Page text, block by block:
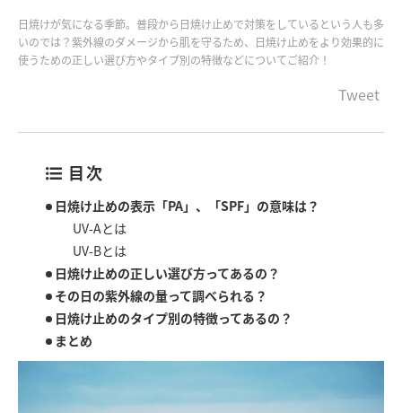
日焼けが気になる季節。普段から日焼け止めで対策をしているという人も多
いのでは？紫外線のダメージから肌を守るため、日焼け止めをより効果的に
使うための正しい選び方やタイプ別の特徴などについてご紹介！
Tweet
目次
日焼け止めの表示「PA」、「SPF」の意味は？
UV-Aとは
UV-Bとは
日焼け止めの正しい選び方ってあるの？
その日の紫外線の量って調べられる？
日焼け止めのタイプ別の特徴ってあるの？
まとめ